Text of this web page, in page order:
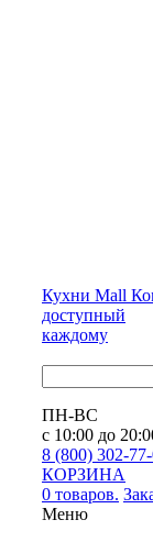
Кухни Mall
доступный
каждому
ПН-ВС
с 10:00 до
8 (800) 302-
КОРЗИНА
0 товаров.
Меню